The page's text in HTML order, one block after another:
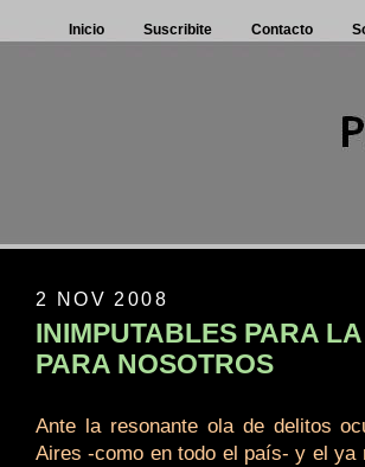
Inicio Suscribite Contacto
2 NOV 2008
INIMPUTABLES PARA
PARA NOSOTROS
Ante la resonante ola de delitos
Aires -como en todo el país- y el ya